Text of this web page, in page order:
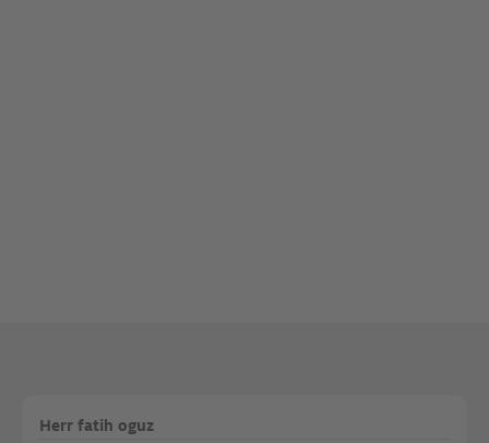
Herr fatih oguz